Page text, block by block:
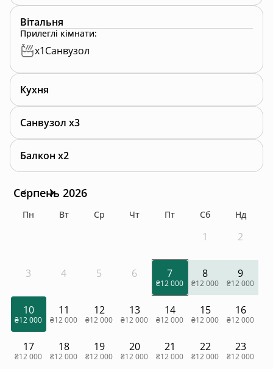
Вітальня
Прилеглі кімнати:
x1Санвузол
Кухня
Санвузол x3
Балкон x2
Серпень 2026
Пн Вт Ср Чт Пт Сб Нд
1 2
3 4 5 6 7
₴12 000
8
₴12 000
9
₴12 000
10
₴12 000
11
₴12 000
12
₴12 000
13
₴12 000
14
₴12 000
15
₴12 000
16
₴12 000
17
₴12 000
18
₴12 000
19
₴12 000
20
₴12 000
21
₴12 000
22
₴12 000
23
₴12 000